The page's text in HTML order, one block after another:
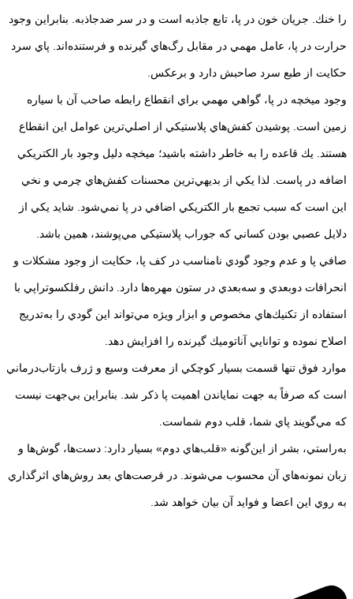
را خنك. جريان خون در پا، تابع جاذبه است و در سر ضدجاذبه. بنابراين وجود
حرارت در پا، عامل مهمي در مقابل رگ‌هاي گيرنده و فرستنده‌اند. پاي سرد
حكايت از طبع سرد صاحبش دارد و برعكس.
وجود ميخچه در پا، گواهي مهمي براي انقطاع رابطه صاحب آن با سياره
زمين است. پوشيدن كفش‌هاي پلاستيكي از اصلي‌ترين عوامل اين انقطاع
هستند. يك قاعده را به خاطر داشته باشيد‎؛ ميخچه دليل وجود بار الكتريكي
اضافه در پاست. لذا يكي از بديهي‌ترين محسنات كفش‌هاي چرمي و نخي
اين است كه سبب تجمع بار الكتريكي اضافي در پا نمي‌شود. شايد يكي از
دلايل عصبي بودن كساني كه جوراب پلاستيكي مي‌پوشند، همين باشد.
صافي پا و عدم وجود گودي نامناسب در كف پا، حكايت از وجود مشكلات و
انحرافات دوبعدي و سه‌‌بعدي در ستون مهره‌ها دارد. دانش رفلكسوتراپي با
استفاده از تكنيك‌هاي مخصوص و ابزار ويژه مي‌تواند اين گودي را به‌تدريج
اصلاح نموده و توانايي آناتوميك گيرنده را افزايش دهد.
موارد فوق تنها قسمت بسيار كوچكي از معرفت وسيع و ژرف بازتاب‌درماني
است كه صرفاً به جهت نماياندن اهميت پا ذكر شد. بنابراين بي‌جهت نيست
كه مي‌گويند پاي شما، قلب دوم شماست.
به‌راستي، بشر از اين‌گونه «قلب‌هاي دوم» بسيار دارد: دست‌ها، گوش‌ها و
زبان‌ نمونه‌هاي آن محسوب مي‌شوند. در فرصت‌هاي بعد روش‌هاي اثرگذاري
به روي اين اعضا و فوايد آن بيان خواهد شد.